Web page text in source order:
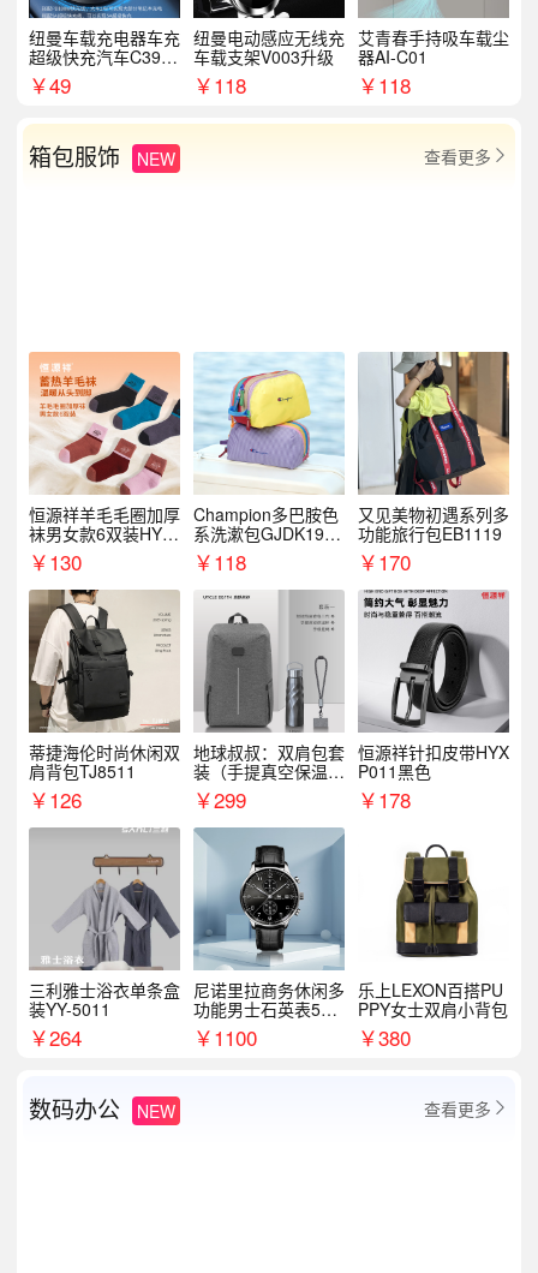
纽曼车载充电器车充
超级快充汽车C39提
手拉环
￥49
纽曼电动感应无线充
车载支架V003升级
￥118
艾青春手持吸车载尘
器AI-C01
￥118
箱包服饰 NEW 查看更多 
恒源祥羊毛毛圈加厚
袜男女款6双装HYX
068WZ
￥130
Champion多巴胺色
系洗漱包GJDK19R
1￥118
又见美物初遇系列多
功能旅行包EB1119
￥170
蒂捷海伦时尚休闲双
肩背包TJ8511
￥126
地球叔叔：双肩包套
装（手提真空保温杯
+手机挂绳）
￥299
恒源祥针扣皮带HYX
P011黑色
￥178
三利雅士浴衣单条盒
装YY-5011
￥264
尼诺里拉商务休闲多
功能男士石英表510
05
￥1100
乐上LEXON百搭PU
PPY女士双肩小背包
￥380
数码办公 NEW 查看更多 